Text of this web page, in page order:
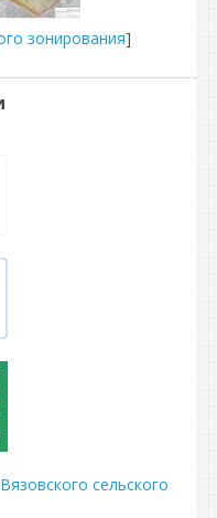
зонирования]
сельского